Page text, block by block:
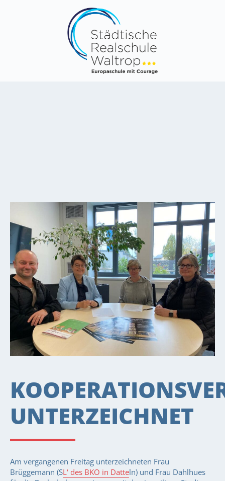
UNTERZEICHNET
Am vergangenen Freitag unterzeichneten Frau
Brüggemann (SL‘ des BKO in Datteln) und Frau Dahlhues